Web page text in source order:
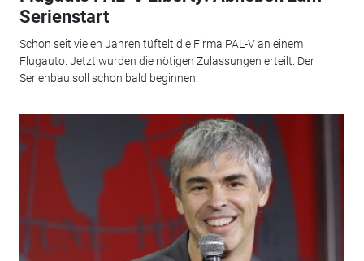
Serienstart
Schon seit vielen Jahren tüftelt die Firma PAL-V an einem
Flugauto. Jetzt wurden die nötigen Zulassungen erteilt. Der
Serienbau soll schon bald beginnen.